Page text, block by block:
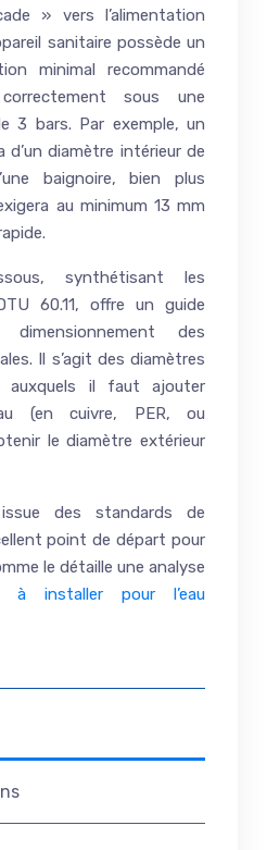
» vers l’alimentation
sanitaire possède un
minimal recommandé
sous une
3 bars. Par exemple, un
diamètre intérieur de
baignoire, bien plus
au minimum 13 mm
synthétisant les
60.11, offre un guide
des
Il s’agit des diamètres
auxquels il faut ajouter
(en cuivre, PER, ou
le diamètre extérieur
des standards de
point de départ pour
le détaille une analyse
à installer pour l’eau